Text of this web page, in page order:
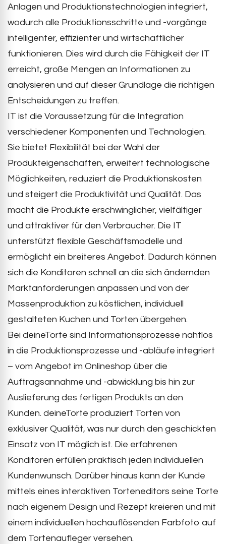
Anlagen und Produktionstechnologien integriert,
wodurch alle Produktionsschritte und -vorgänge
intelligenter, effizienter und wirtschaftlicher
funktionieren. Dies wird durch die Fähigkeit der IT
erreicht, große Mengen an Informationen zu
analysieren und auf dieser Grundlage die richtigen
Entscheidungen zu treffen.
IT ist die Voraussetzung für die Integration
verschiedener Komponenten und Technologien.
Sie bietet Flexibilität bei der Wahl der
Produkteigenschaften, erweitert technologische
Möglichkeiten, reduziert die Produktionskosten
und steigert die Produktivität und Qualität. Das
macht die Produkte erschwinglicher, vielfältiger
und attraktiver für den Verbraucher. Die IT
unterstützt flexible Geschäftsmodelle und
ermöglicht ein breiteres Angebot. Dadurch können
sich die Konditoren schnell an die sich ändernden
Marktanforderungen anpassen und von der
Massenproduktion zu köstlichen, individuell
gestalteten Kuchen und Torten übergehen.
Bei deineTorte sind Informationsprozesse nahtlos
in die Produktionsprozesse und -abläufe integriert
– vom Angebot im Onlineshop über die
Auftragsannahme und -abwicklung bis hin zur
Auslieferung des fertigen Produkts an den
Kunden. deineTorte produziert Torten von
exklusiver Qualität, was nur durch den geschickten
Einsatz von IT möglich ist. Die erfahrenen
Konditoren erfüllen praktisch jeden individuellen
Kundenwunsch. Darüber hinaus kann der Kunde
mittels eines interaktiven Torteneditors seine Torte
nach eigenem Design und Rezept kreieren und mit
einem individuellen hochauflösenden Farbfoto auf
dem Tortenaufleger versehen.